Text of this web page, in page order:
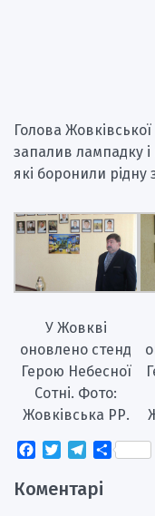
Голова
запалив лампадку
які боронили рідну
У Жовкві
оновлено стенд
Герою Небесної
Сотні. Фото:
Жовківська РР.
Facebook
TwitterTelegram
Коментарі